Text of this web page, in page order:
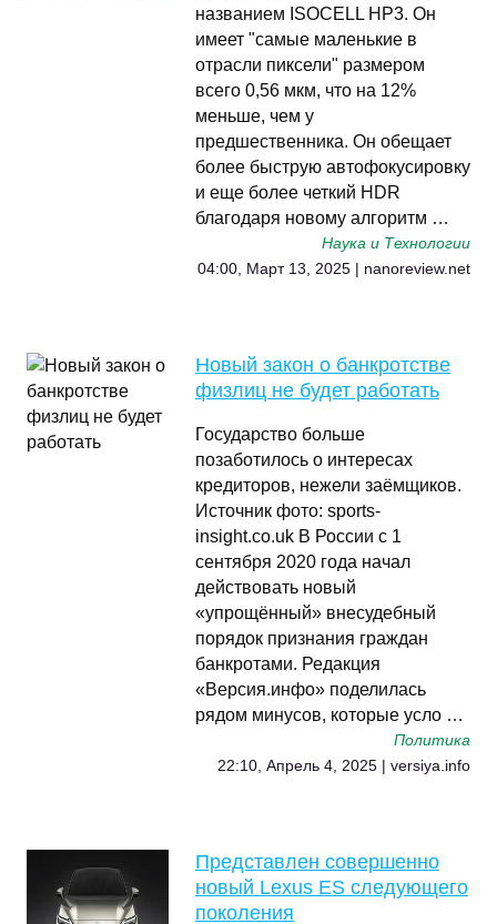
названием ISOCELL HP3. Он
имеет "самые маленькие в
отрасли пиксели" размером
всего 0,56 мкм, что на 12%
меньше, чем у
предшественника. Он обещает
более быструю автофокусировку
и еще более четкий HDR
благодаря новому алгоритм …
Наука и Технологии
04:00, Март 13, 2025 | nanoreview.net
Новый закон о банкротстве
физлиц не будет работать
Государство больше
позаботилось о интересах
кредиторов, нежели заёмщиков.
Источник фото: sports-
insight.co.uk В России с 1
сентября 2020 года начал
действовать новый
«упрощённый» внесудебный
порядок признания граждан
банкротами. Редакция
«Версия.инфо» поделилась
рядом минусов, которые усло …
Политика
22:10, Апрель 4, 2025 | versiya.info
Представлен совершенно
новый Lexus ES следующего
поколения